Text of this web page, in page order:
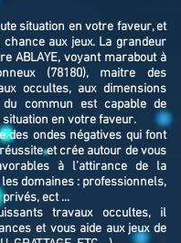
situation en votre faveur, et
aux jeux. La grandeur
ABLAYE, voyant marabout à
(78180), maitre des
occultes, aux dimensions
commun est capable de
en votre faveur.
des ondes négatives qui font
et crée autour de vous
à l’attirance de la
domaines : professionnels,
ect ...
travaux occultes, il
et vous aide aux jeux de